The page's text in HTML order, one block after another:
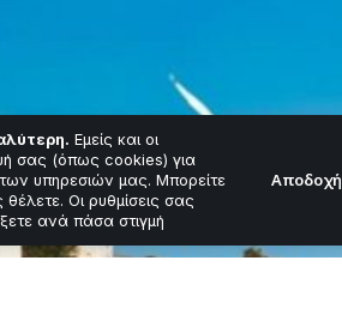
Εμείς και οι
σας (όπως cookies) για
των υπηρεσιών μας. Μπορείτε
Οι ρυθμίσεις σας
ανά πάσα στιγμή
Αποδοχή